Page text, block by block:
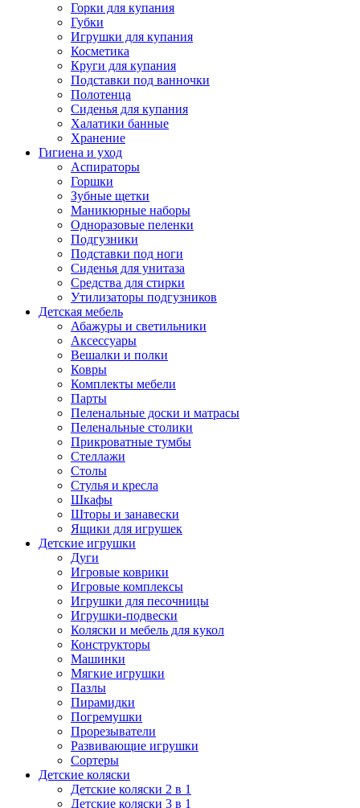
Горки для купания
Губки
Игрушки для купания
Косметика
Круги для купания
Подставки под ванночки
Полотенца
Сиденья для купания
Халатики банные
Хранение
Гигиена и уход
Аспираторы
Горшки
Зубные щетки
Маникюрные наборы
Одноразовые пеленки
Подгузники
Подставки под ноги
Сиденья для унитаза
Средства для стирки
Утилизаторы подгузников
Детская мебель
Абажуры и светильники
Аксессуары
Вешалки и полки
Ковры
Комплекты мебели
Парты
Пеленальные доски и матрасы
Пеленальные столики
Прикроватные тумбы
Стеллажи
Столы
Стулья и кресла
Шкафы
Шторы и занавески
Ящики для игрушек
Детские игрушки
Дуги
Игровые коврики
Игровые комплексы
Игрушки для песочницы
Игрушки-подвески
Коляски и мебель для кукол
Конструкторы
Машинки
Мягкие игрушки
Пазлы
Пирамидки
Погремушки
Прорезыватели
Развивающие игрушки
Сортеры
Детские коляски
Детские коляски 2 в 1
Детские коляски 3 в 1